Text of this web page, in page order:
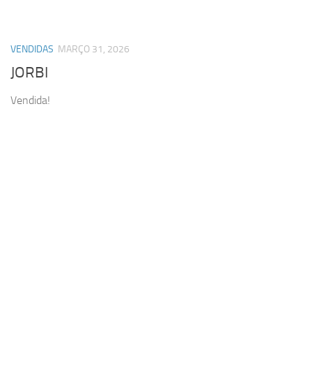
VENDIDAS MARÇO 31, 2026
JORBI
Vendida!